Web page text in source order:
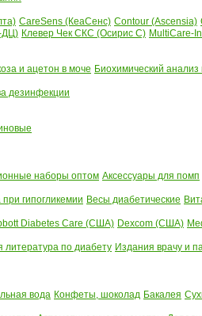
CareSens (КеаСенс) Contour (Ascensia)
ДЦ) Клевер Чек СКС (Осирис С) MultiCare-
и ацетон в моче Биохимический анализ
дезинфекции
наборы оптом Аксессуары для помп
гипогликемии Весы диабетические
Diabetes Care (США) Dexcom (США)
литература по диабету Издания врачу и
вода Конфеты, шоколад Бакалея